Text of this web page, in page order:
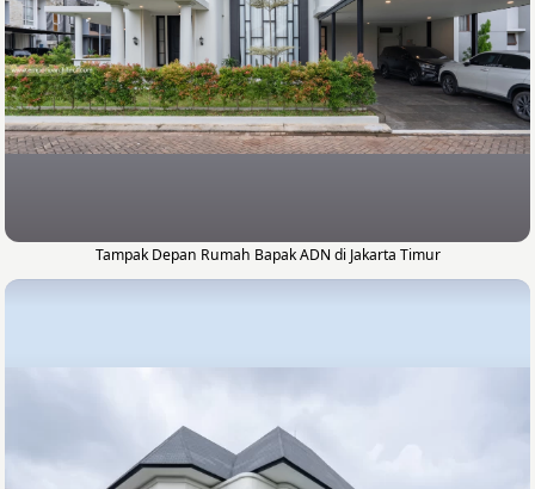
Tampak Depan Rumah Bapak ADN di Jakarta Timur